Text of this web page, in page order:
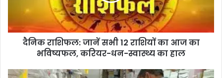
दैनिक राशिफल: जानें सभी 12 राशियों का आज का
भविष्यफल, करियर-धन-स्वास्थ्य का हाल